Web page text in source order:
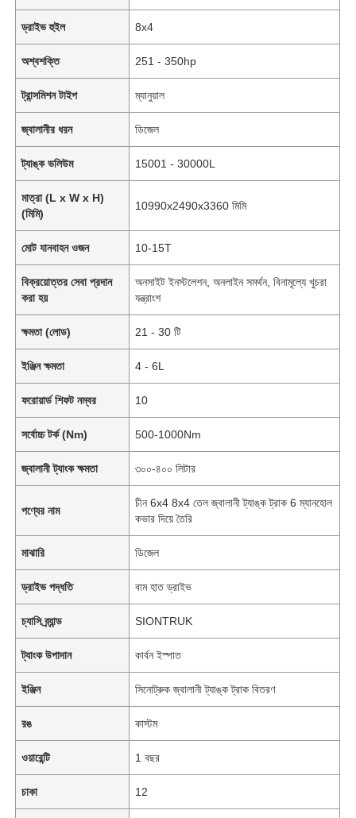
বাড়ি
পণ্য
ড্রাইভ হুইল 8x4
অশ্বশক্তি 251 - 350hp
ট্রান্সমিশন টাইপ ম্যানুয়াল
জ্বালানীর ধরন ডিজেল
ট্যাঙ্ক ভলিউম 15001 - 30000L
মাত্রা (L x W x H)
(মিমি)
10990x2490x3360 মিমি
মোট যানবাহন ওজন 10-15T
বিক্রয়োত্তর সেবা প্রদান
করা হয়
অনসাইট ইনস্টলেশন, অনলাইন সমর্থন, বিনামূল্যে খুচরা
যন্ত্রাংশ
ক্ষমতা (লোড) 21 - 30 টি
ইঞ্জিন ক্ষমতা 4 - 6L
ফরোয়ার্ড শিফট নম্বর 10
সর্বোচ্চ টর্ক (Nm) 500-1000Nm
জ্বালানী ট্যাংক ক্ষমতা ৩০০-৪০০ লিটার
পণ্যের নাম
চীন 6x4 8x4 তেল জ্বালানী ট্যাঙ্ক ট্রাক 6 ম্যানহোল
কভার দিয়ে তৈরি
মাঝারি ডিজেল
ড্রাইভ পদ্ধতি বাম হাত ড্রাইভ
চ্যাসি ব্র্যান্ড SIONTRUK
ট্যাংক উপাদান কার্বন ইস্পাত
ইঞ্জিন সিনোট্রুক জ্বালানী ট্যাঙ্ক ট্রাক বিতরণ
রঙ কাস্টম
ওয়ারেন্টি 1 বছর
চাকা 12